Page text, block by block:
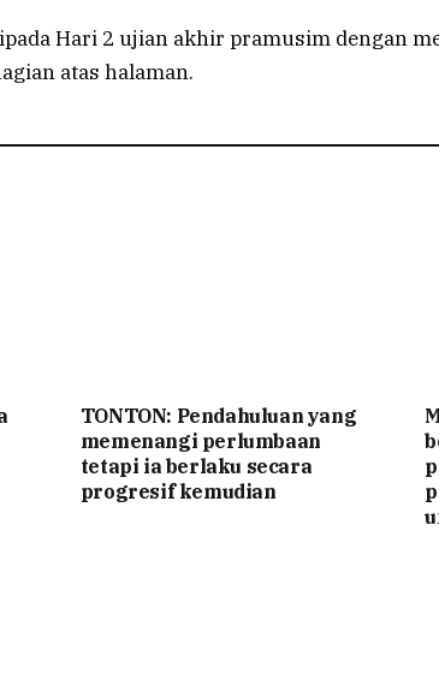
Hari 2 ujian akhir pramusim dengan
atas halaman.
TONTON: Pendahuluan yang
memenangi perlumbaan
tetapi ia berlaku secara
progresif kemudian